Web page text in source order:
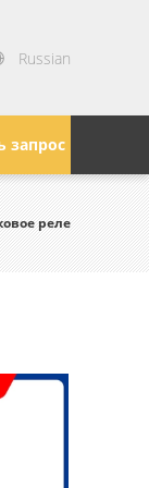
Russian
запрос
реле